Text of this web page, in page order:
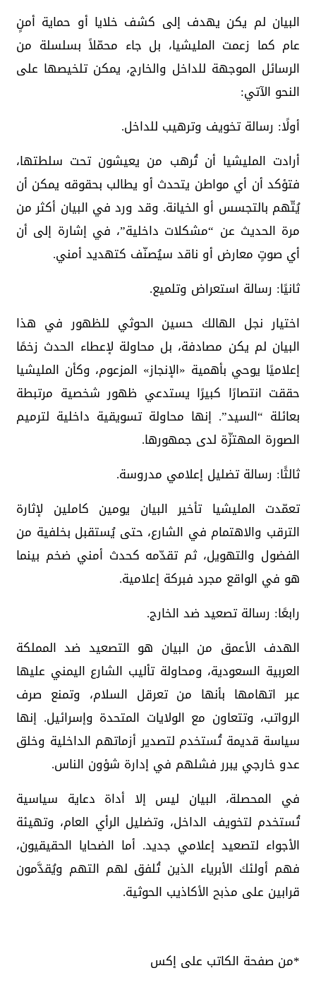
البيان لم يكن يهدف إلى كشف خلايا أو حماية أمنٍ
عام كما زعمت المليشيا، بل جاء محمّلاً بسلسلة من
الرسائل الموجهة للداخل والخارج، يمكن تلخيصها على
النحو الآتي:
أولًا: رسالة تخويف وترهيب للداخل.
أرادت المليشيا أن تُرهب من يعيشون تحت سلطتها،
فتؤكد أن أي مواطن يتحدث أو يطالب بحقوقه يمكن أن
يُتّهم بالتجسس أو الخيانة. وقد ورد في البيان أكثر من
مرة الحديث عن “مشكلات داخلية”، في إشارة إلى أن
أي صوتٍ معارض أو ناقد سيُصنّف كتهديد أمني.
ثانيًا: رسالة استعراض وتلميع.
اختيار نجل الهالك حسين الحوثي للظهور في هذا
البيان لم يكن مصادفة، بل محاولة لإعطاء الحدث زخمًا
إعلاميًا يوحي بأهمية «الإنجاز» المزعوم، وكأن المليشيا
حققت انتصارًا كبيرًا يستدعي ظهور شخصية مرتبطة
بعائلة “السيد”. إنها محاولة تسويقية داخلية لترميم
الصورة المهتزّة لدى جمهورها.
ثالثًا: رسالة تضليل إعلامي مدروسة.
تعمّدت المليشيا تأخير البيان يومين كاملين لإثارة
الترقب والاهتمام في الشارع، حتى يُستقبل بخلفية من
الفضول والتهويل، ثم تقدّمه كحدث أمني ضخم بينما
هو في الواقع مجرد فبركة إعلامية.
رابعًا: رسالة تصعيد ضد الخارج.
الهدف الأعمق من البيان هو التصعيد ضد المملكة
العربية السعودية، ومحاولة تأليب الشارع اليمني عليها
عبر اتهامها بأنها من تعرقل السلام، وتمنع صرف
الرواتب، وتتعاون مع الولايات المتحدة وإسرائيل. إنها
سياسة قديمة تُستخدم لتصدير أزماتهم الداخلية وخلق
عدو خارجي يبرر فشلهم في إدارة شؤون الناس.
في المحصلة، البيان ليس إلا أداة دعاية سياسية
تُستخدم لتخويف الداخل، وتضليل الرأي العام، وتهيئة
الأجواء لتصعيد إعلامي جديد. أما الضحايا الحقيقيون،
فهم أولئك الأبرياء الذين تُلفق لهم التهم ويُقدَّمون
قرابين على مذبح الأكاذيب الحوثية.
*من صفحة الكاتب على إكس